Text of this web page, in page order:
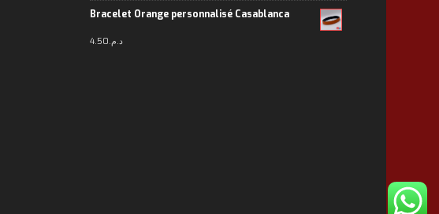
Bracelet Orange personnalisé Casablanca
د.م.4.50